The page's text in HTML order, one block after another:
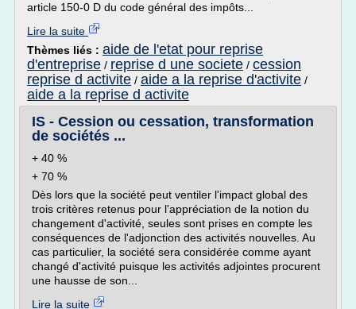
article 150-0 D du code général des impôts...
Lire la suite
Thèmes liés : aide de l'etat pour reprise
d'entreprise / reprise d une societe / cession
reprise d activite / aide a la reprise d'activite /
aide a la reprise d activite
IS - Cession ou cessation, transformation
de sociétés ...
+ 40 %
+ 70 %
Dès lors que la société peut ventiler l'impact global des
trois critères retenus pour l'appréciation de la notion du
changement d'activité, seules sont prises en compte les
conséquences de l'adjonction des activités nouvelles. Au
cas particulier, la société sera considérée comme ayant
changé d'activité puisque les activités adjointes procurent
une hausse de son...
Lire la suite